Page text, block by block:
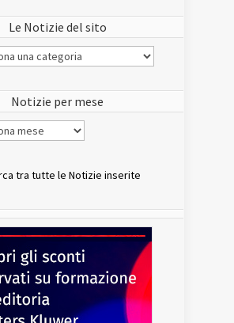
Le Notizie del sito
Notizie per mese
tra tutte le Notizie inserite